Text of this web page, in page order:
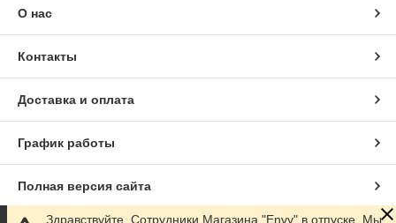
О нас
Контакты
Доставка и оплата
График работы
Полная версия сайта
Здравствуйте. Сотрудники Магазина "Envy" в отпуске. Мы